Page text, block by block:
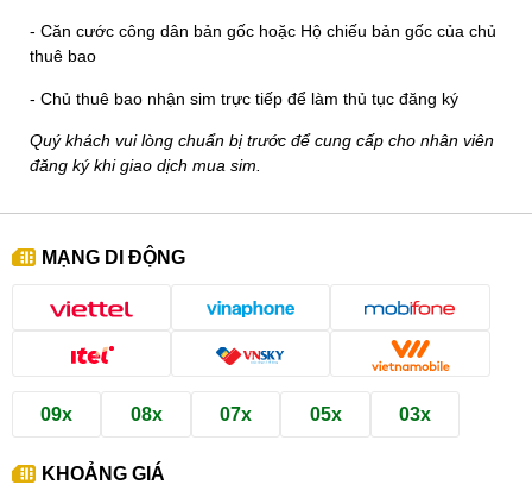
- Căn cước công dân bản gốc hoặc Hộ chiếu bản gốc của chủ
thuê bao
- Chủ thuê bao nhận sim trực tiếp để làm thủ tục đăng ký
Quý khách vui lòng chuẩn bị trước để cung cấp cho nhân viên
đăng ký khi giao dịch mua sim.
MẠNG DI ĐỘNG
09x 08x 07x 05x 03x
KHOẢNG GIÁ